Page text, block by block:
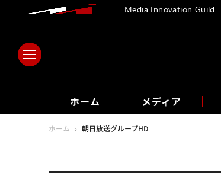
ホーム メディア
ホーム › 朝日放送グループHD
Media Innovation Guild